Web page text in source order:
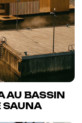
AU BASSIN
SAUNA